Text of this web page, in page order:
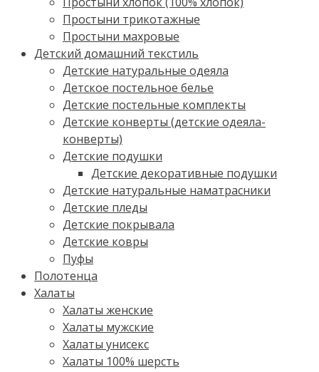
Простыни трикотажные
Простыни махровые
Детский домашний текстиль
Детские натуральные одеяла
Детское постельное белье
Детские постельные комплекты
Детские конверты (детские одеяла-
конверты)
Детские подушки
Детские декоративные подушки
Детские натуральные наматрасники
Детские пледы
Детские покрывала
Детские ковры
Пуфы
Полотенца
Халаты
Халаты женские
Халаты мужские
Халаты унисекс
Халаты 100% шерсть